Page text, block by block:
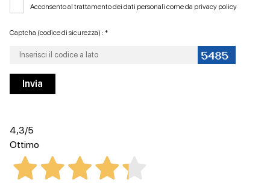
Acconsento al trattamento dei dati personali come da privacy policy
Captcha (codice di sicurezza) : *
4,3/5
Ottimo